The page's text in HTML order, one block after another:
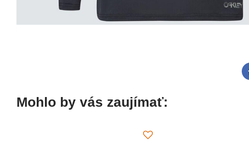
Mohlo by vás zaujímať: